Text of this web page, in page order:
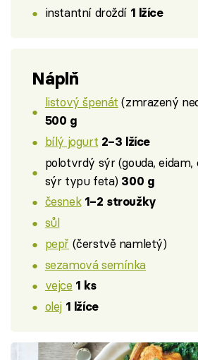
instantní droždí 1 lžíce
Náplň
listový špenát (zmrazený
500 g
bílý jogurt 2–3 lžíce
polotvrdý sýr (gouda, eidam,
sýr typu feta) 300 g
česnek 1–2 stroužky
sůl
pepř (čerstvě namletý)
sezamová semínka
vejce 1 ks
olej 1 lžíce